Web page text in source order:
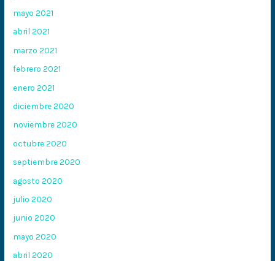
mayo 2021
abril 2021
marzo 2021
febrero 2021
enero 2021
diciembre 2020
noviembre 2020
octubre 2020
septiembre 2020
agosto 2020
julio 2020
junio 2020
mayo 2020
abril 2020